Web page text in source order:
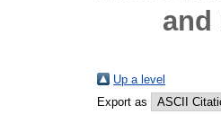
and
Up a level
Export as